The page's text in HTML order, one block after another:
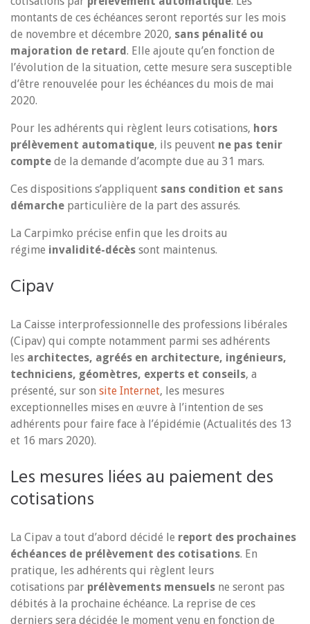
montants de ces échéances seront reportés sur les mois
de novembre et décembre 2020, sans pénalité ou
majoration de retard. Elle ajoute qu’en fonction de
l’évolution de la situation, cette mesure sera susceptible
d’être renouvelée pour les échéances du mois de mai
2020.
Pour les adhérents qui règlent leurs cotisations, hors
prélèvement automatique, ils peuvent ne pas tenir
compte de la demande d’acompte due au 31 mars.
Ces dispositions s’appliquent sans condition et sans
démarche particulière de la part des assurés.
La Carpimko précise enfin que les droits au
régime invalidité-décès sont maintenus.
Cipav
La Caisse interprofessionnelle des professions libérales
(Cipav) qui compte notamment parmi ses adhérents
les architectes, agréés en architecture, ingénieurs,
techniciens, géomètres, experts et conseils, a
présenté, sur son site Internet, les mesures
exceptionnelles mises en œuvre à l’intention de ses
adhérents pour faire face à l’épidémie (Actualités des 13
et 16 mars 2020).
Les mesures liées au paiement des
cotisations
La Cipav a tout d’abord décidé le report des prochaines
échéances de prélèvement des cotisations. En
pratique, les adhérents qui règlent leurs
cotisations par prélèvements mensuels ne seront pas
débités à la prochaine échéance. La reprise de ces
derniers sera décidée le moment venu en fonction de